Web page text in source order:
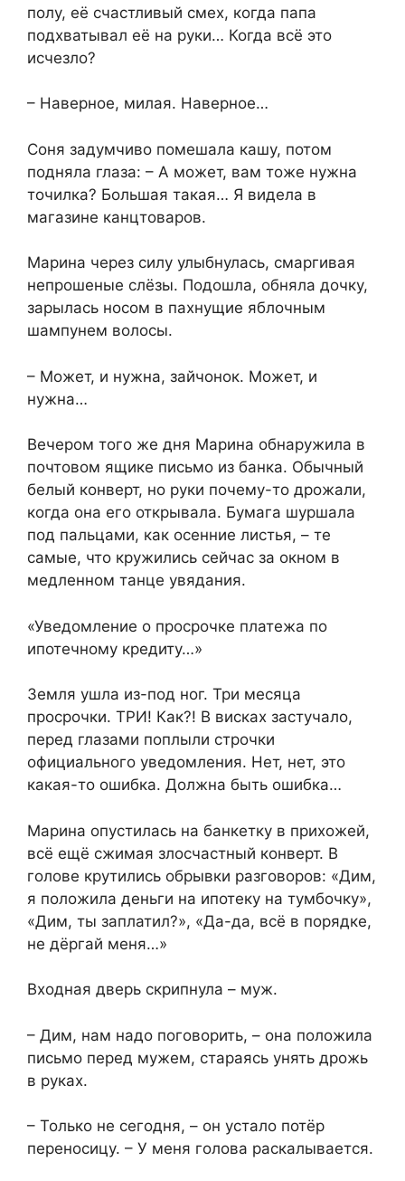
полу, её счастливый смех, когда папа
подхватывал её на руки… Когда всё это
исчезло?
– Наверное, милая. Наверное…
Соня задумчиво помешала кашу, потом
подняла глаза: – А может, вам тоже нужна
точилка? Большая такая… Я видела в
магазине канцтоваров.
Марина через силу улыбнулась, смаргивая
непрошеные слёзы. Подошла, обняла дочку,
зарылась носом в пахнущие яблочным
шампунем волосы.
– Может, и нужна, зайчонок. Может, и
нужна…
Вечером того же дня Марина обнаружила в
почтовом ящике письмо из банка. Обычный
белый конверт, но руки почему-то дрожали,
когда она его открывала. Бумага шуршала
под пальцами, как осенние листья, – те
самые, что кружились сейчас за окном в
медленном танце увядания.
«Уведомление о просрочке платежа по
ипотечному кредиту…»
Земля ушла из-под ног. Три месяца
просрочки. ТРИ! Как?! В висках застучало,
перед глазами поплыли строчки
официального уведомления. Нет, нет, это
какая-то ошибка. Должна быть ошибка…
Марина опустилась на банкетку в прихожей,
всё ещё сжимая злосчастный конверт. В
голове крутились обрывки разговоров: «Дим,
я положила деньги на ипотеку на тумбочку»,
«Дим, ты заплатил?», «Да-да, всё в порядке,
не дёргай меня…»
Входная дверь скрипнула – муж.
– Дим, нам надо поговорить, – она положила
письмо перед мужем, стараясь унять дрожь
в руках.
– Только не сегодня, – он устало потёр
переносицу. – У меня голова раскалывается.